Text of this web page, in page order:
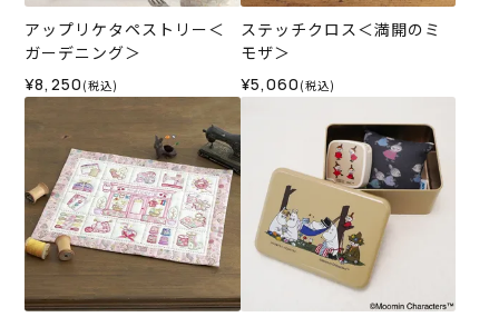
アップリケタペストリー＜
ガーデニング＞
¥8,250 (税込)
ステッチクロス＜満開のミ
モザ＞
¥5,060 (税込)